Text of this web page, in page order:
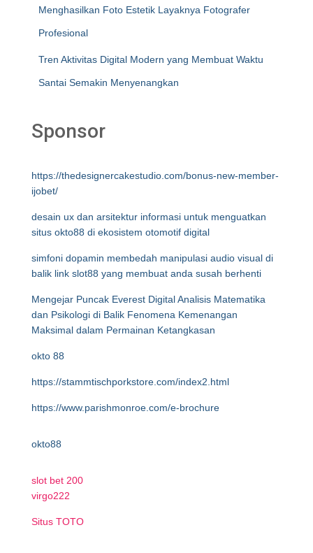
Menghasilkan Foto Estetik Layaknya Fotografer
Profesional
Tren Aktivitas Digital Modern yang Membuat Waktu
Santai Semakin Menyenangkan
Sponsor
https://thedesignercakestudio.com/bonus-new-member-
ijobet/
desain ux dan arsitektur informasi untuk menguatkan
situs okto88 di ekosistem otomotif digital
simfoni dopamin membedah manipulasi audio visual di
balik link slot88 yang membuat anda susah berhenti
Mengejar Puncak Everest Digital Analisis Matematika
dan Psikologi di Balik Fenomena Kemenangan
Maksimal dalam Permainan Ketangkasan
okto 88
https://stammtischporkstore.com/index2.html
https://www.parishmonroe.com/e-brochure
okto88
slot bet 200
virgo222
Situs TOTO